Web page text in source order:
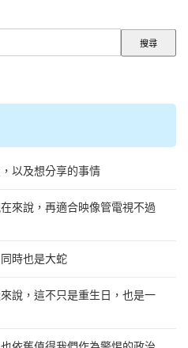
以及想分享的事情
來說，再適合映像管電視不過
時也是大蛇
說，這不只是重生日，也是一